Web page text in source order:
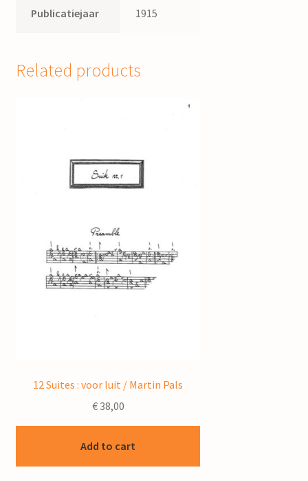
Publicatiejaar 1915
Related products
12 Suites : voor luit / Martin Pals
€38,00
Add to cart